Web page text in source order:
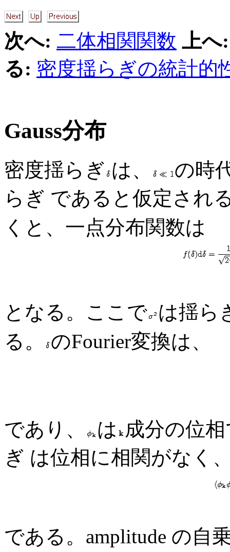
次へ: 二体相関関数 上へ:
る: 密度揺らぎの統計的
Gauss分布
密度揺らぎ は、
の時
らぎ であると仮定され
くと、一点分布関数は
となる。ここで は揺ら
る。
のFourier変換は、
であり、 は 成分の位相
ぎ は位相に相関がなく
である。amplitude の自